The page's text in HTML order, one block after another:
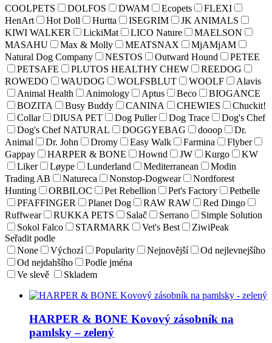
COOLPETS
DOLFOS DWAM Ecopets
FLEXI
HenArt
Hot Doll Hurtta ISEGRIM
JK ANIMALS
KIWI WALKER
LickiMat LICO Nature
MAELSON
MASAHU
Max & Molly MEATSNAX
MjAMjAM
Natural Dog Company
NESTOS Outward Hound
PETEE
PETSAFE
PLUTOS HEALTHY CHEW
REEDOG
ROWEDO
WAUDOG WOLFSBLUT WOOLF
Alavis
Animal Health
Animology Aptus Beco
BIOGANCE
BOZITA
Busy Buddy CANINA CHEWIES
Chuckit!
Collar
DIUSA PET Dog Puller Dog Trace
Dog's Chef
Dog's Chef NATURAL
DOGGYEBAG dooop
Dr.
Animal
Dr. John Dromy Easy Walk Farmina
Flyber
Gappay
HARPER & BONE Hownd JW Kurgo
KW
Liker
Løype Lunderland Mediterranean
Modin
Trading AB
Natureca Nonstop-Dogwear
Nordforest
Hunting
ORBILOC Pet Rebellion Pet's Factory
Petbelle
PFAFFINGER
Planet Dog RAW RAW
Red Dingo
Ruffwear
RUKKA PETS Salač Serrano
Simple Solution
Sokol Falco
STARMARK Vet's Best
ZiwiPeak
Seřadit podle
None
Výchozí Popularity Nejnovější
Od nejlevnejšího
Od nejdahšího
Podle jména
Ve slevě
Skladem
HARPER & BONE Kovový zásobník na
pamlsky – zelený